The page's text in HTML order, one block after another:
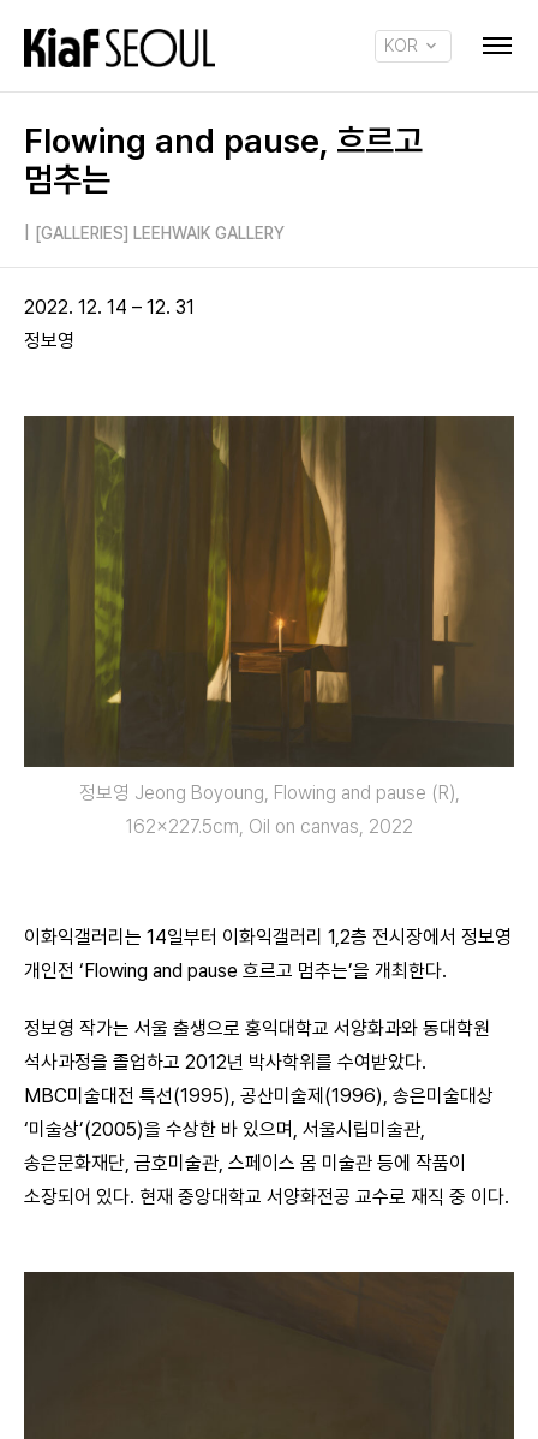
KOR
Flowing and pause, 흐르고
멈추는
[GALLERIES] LEEHWAIK GALLERY
2022. 12. 14 – 12. 31
정보영
정보영 Jeong Boyoung, Flowing and pause (R),
162×227.5cm, Oil on canvas, 2022
이화익갤러리는 14일부터 이화익갤러리 1,2층 전시장에서 정보영
개인전 ‘Flowing and pause 흐르고 멈추는’을 개최한다.
정보영 작가는 서울 출생으로 홍익대학교 서양화과와 동대학원
석사과정을 졸업하고 2012년 박사학위를 수여받았다.
MBC미술대전 특선(1995), 공산미술제(1996), 송은미술대상
‘미술상’(2005)을 수상한 바 있으며, 서울시립미술관,
송은문화재단, 금호미술관, 스페이스 몸 미술관 등에 작품이
소장되어 있다. 현재 중앙대학교 서양화전공 교수로 재직 중 이다.